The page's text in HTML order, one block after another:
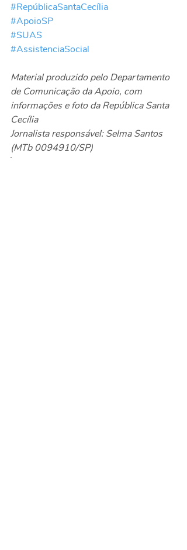
#RepúblicaSantaCecília
#ApoioSP
#SUAS
#AssistenciaSocial
Material produzido pelo Departamento
de Comunicação da Apoio, com
informações e foto da República Santa
Cecília
Jornalista responsável: Selma Santos
(MTb 0094910/SP)
Saídas Qualificadas